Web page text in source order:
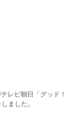
レビ朝日「グッド！
ました。